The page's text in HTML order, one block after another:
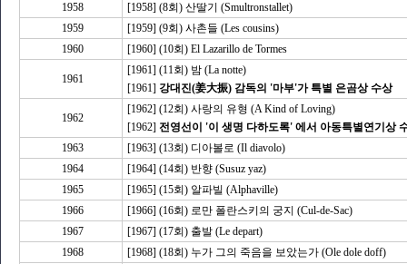
1958
[1958] (8회) 산딸기 (Smultronstallet)
1959
[1959] (9회) 사촌들 (Les cousins)
1960
[1960] (10회) El Lazarillo de Tormes
1961
[1961] (11회) 밤 (La notte)
[1961] 강대진(姜大振) 감독의 '마부'가 특별 은곰상 수상
1962
[1962] (12회) 사랑의 유형 (A Kind of Loving)
[1962] 전영선이 '이 생명 다하도록' 에서 아동특별연기상
1963
[1963] (13회) 디아볼로 (Il diavolo)
1964
[1964] (14회) 반향 (Susuz yaz)
1965
[1965] (15회) 알파빌 (Alphaville)
1966
[1966] (16회) 로만 폴란스키의 궁지 (Cul-de-Sac)
1967
[1967] (17회) 출발 (Le depart)
1968
[1968] (18회) 누가 그의 죽음을 보았는가 (Ole dole doff)